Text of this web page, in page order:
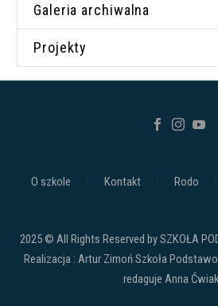
Galeria archiwalna
Projekty
O szkole Kontakt Rodo
2025 © All Rights Reserved by SZKOŁA
Realizacja : Artur Zimoń Szkoła
redaguje Anna